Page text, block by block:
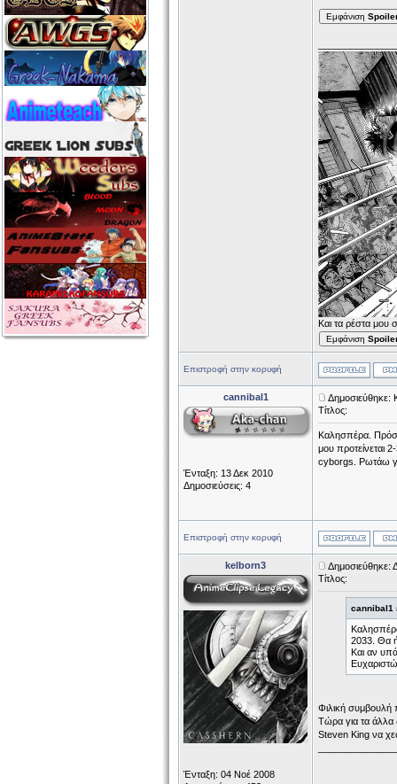
Εμφάνιση
Και τα ρέστα μου
Εμφάνιση
Επιστροφή στην κορυφή
cannibal1
Ένταξη: 13 Δεκ 2010
Δημοσιεύσεις: 4
Δημοσιεύθηκε:
Τίτλος:
Καλησπέρα.
μου προτείνεται
cyborgs. Ρωτάω
Επιστροφή στην κορυφή
kelborn3
Ένταξη: 04 Νοέ 2008
Δημοσιεύθηκε:
Τίτλος:
cannibal1
2033. Θα
Και αν
Φιλική συμβουλή
Τώρα για τα άλλα
Steven King να